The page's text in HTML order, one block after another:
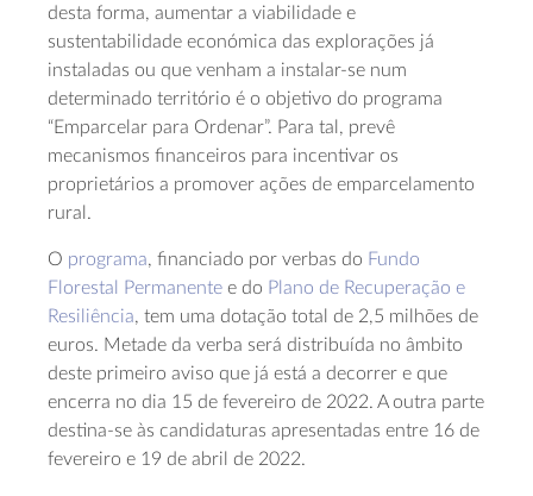
desta forma, aumentar a viabilidade e
sustentabilidade económica das explorações já
instaladas ou que venham a instalar-se num
determinado território é o objetivo do programa
“Emparcelar para Ordenar”. Para tal, prevê
mecanismos financeiros para incentivar os
proprietários a promover ações de emparcelamento
rural.
O programa, financiado por verbas do Fundo
Florestal Permanente e do Plano de Recuperação e
Resiliência, tem uma dotação total de 2,5 milhões de
euros. Metade da verba será distribuída no âmbito
deste primeiro aviso que já está a decorrer e que
encerra no dia 15 de fevereiro de 2022. A outra parte
destina-se às candidaturas apresentadas entre 16 de
fevereiro e 19 de abril de 2022.